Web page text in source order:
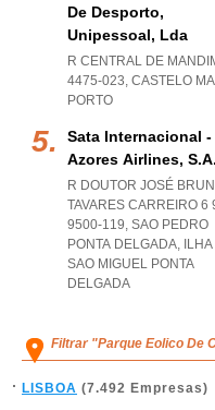
De Desporto,
Unipessoal, Lda
R CENTRAL DE
4475-023, CASTELO
PORTO
Sata Internacional -
Azores Airlines, S.a.
R DOUTOR JOSÉ
TAVARES CARREIRO 6
9500-119, SAO PEDRO
PONTA DELGADA, ILHA
SAO MIGUEL PONTA
DELGADA
Filtrar "Parque Eolico De
LISBOA (7.492 Empresas)